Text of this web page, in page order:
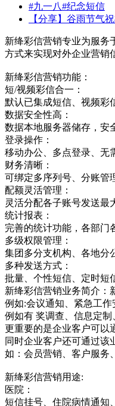
#九一八#纪念短信
【分享】谷雨节气
新绛彩信营销专业为服务
方式来实现对外企业营销
新绛彩信营销功能：
短/视频彩信合一：
默认已集成短信、视频彩
数据安全性高：
数据本地服务器储存，安
登录操作：
移动办公、多点登录、无
财务清晰：
可绑定多序列号、分账管
配额灵活管理：
灵活分配各子账号发送最
统计报表：
完善的统计功能，各部门
多级权限管理：
集团多分支机构、各地分
多种发送方式：
批量、个性短信、定时短
新绛彩信营销业务简介：
例如:会议通知、紧急工作
例如有 奖调查、信息定制
更重要的是企业客户可以
同时企业客户还可通过该
如：会员营销、客户服务
新绛彩信营销用途:
医院：
短信挂号、住院病情通知